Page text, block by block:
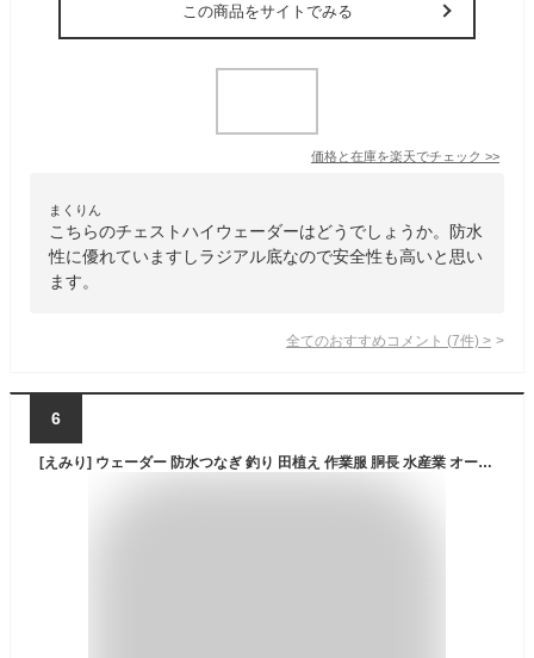
この商品をサイトでみる
価格と在庫を楽天でチェック >>
まくりん
こちらのチェストハイウェーダーはどうでしょうか。防水
性に優れていますしラジアル底なので安全性も高いと思い
ます。
全てのおすすめコメント (7件) >
6
[えみり] ウェーダー 防水つなぎ 釣り 田植え 作業服 胴長 水産業 オールインワン 水仕事 24-27cm 大きいサイズ 迷彩柄 インナーポケット付き 5色 グリーン27